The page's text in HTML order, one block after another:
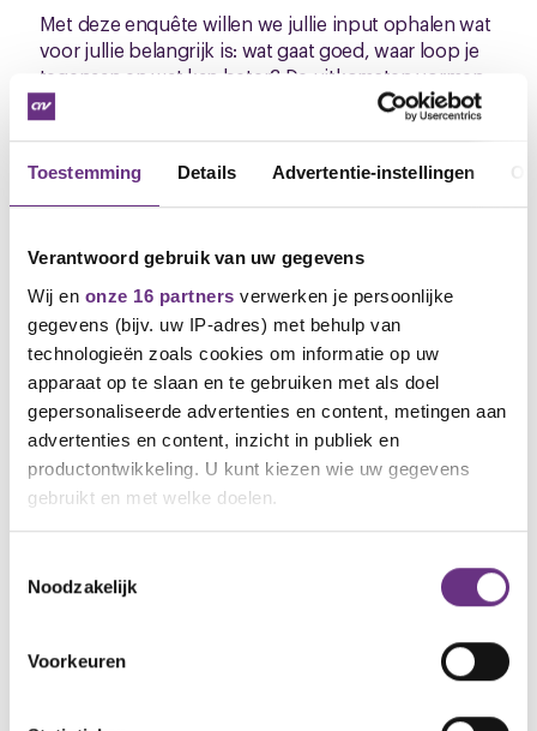
Toestemming Details Advertentie-instellingen
Verantwoord gebruik van uw gegevens
Wij en onze 16 partners verwerken je persoonlijke
gegevens (bijv. uw IP-adres) met behulp van
technologieën zoals cookies om informatie op uw
apparaat op te slaan en te gebruiken met als doel
gepersonaliseerde advertenties en content, metingen aan
advertenties en content, inzicht in publiek en
productontwikkeling. U kunt kiezen wie uw gegevens
gebruikt en met welke doelen.
Informatie verzamelen over uw geografische
Uw apparaat identificeren door het actief te
scannen op specifieke eigenschappen (fingerprinting)
Noodzakelijk
Voorkeuren
Met deze enquête willen we jullie input ophalen wat
voor jullie belangrijk is: wat gaat goed, waar loop je
tegenaan en wat kan beter? De uitkomsten vormen
de basis voor onze inzet in de onderhandelingen.
enquête invullentot en met 21 januari 2026(23.59
uur)
gezamenlijke stem kunnen laten klinken.
Vragen of opmerkingen?
Heb je vragen, opmerkingen of signalen die je alvast
wilt delen? Neem dan gerust contact op.
Daarnaast is Ayhan Kayabasi actief als kaderlid en
aanspreekpunt binnen het bedrijf.
Samen zorgen we ervoor dat jullie belangen goed
Ruud Hövelings
E: r.hovelings@cnv.nl